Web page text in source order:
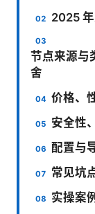
2025
节点来源与
舍
价格、
安全性
配置与
常见坑
实操案